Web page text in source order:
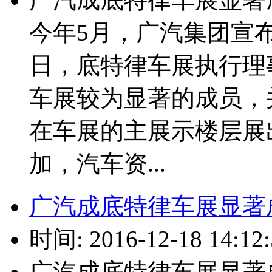
今年5月，广汽集团宣
日，底特律车展执行
车展较为显著的成员
在车展的主展示楼层
加，汽车资...
广汽成底特律车展显
时间: 2016-12-18